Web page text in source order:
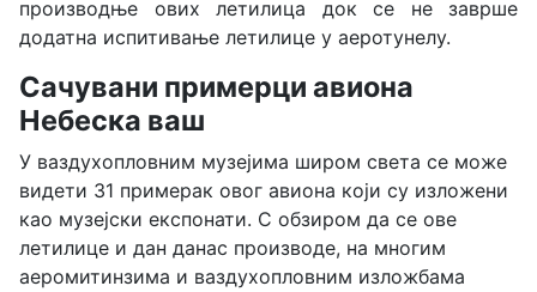
производње ових летилица док се не заврше
додатна испитивање летилице у аеротунелу.
Сачувани примерци авиона
Небеска ваш
У ваздухопловним музејима широм света се може
видети 31 примерак овог авиона који су изложени
као музејски експонати. С обзиром да се ове
летилице и дан данас производе, на многим
аеромитинзима и ваздухопловним изложбама